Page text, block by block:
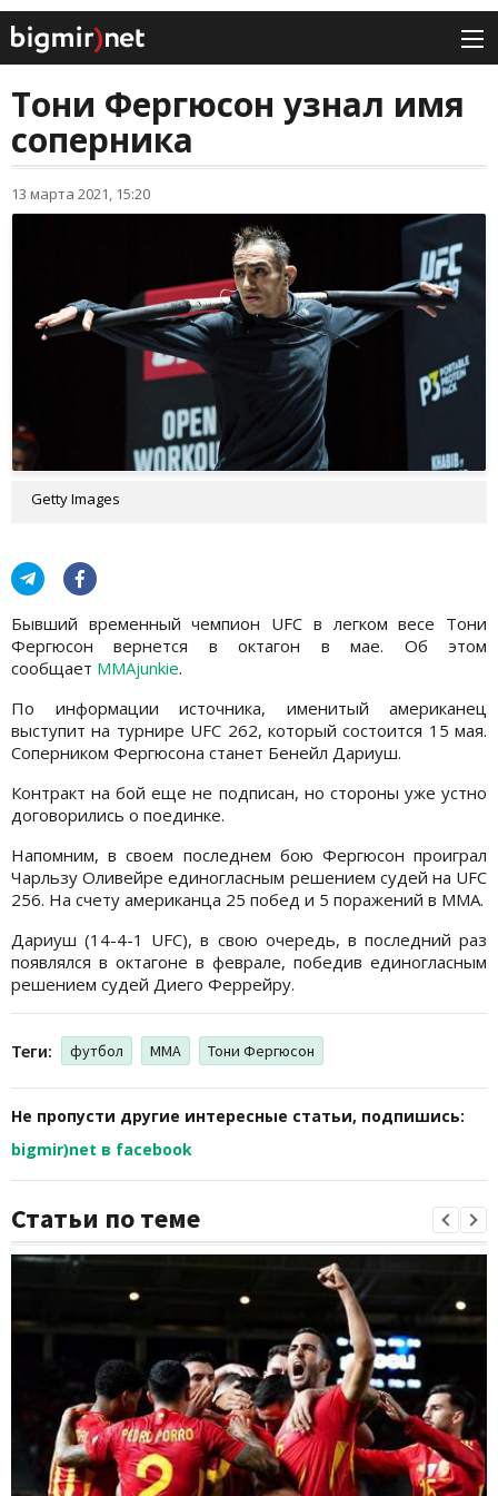
Тони Фергюсон узнал имя
соперника
13 марта 2021, 15:20
Getty Images
Бывший временный чемпион UFC в легком весе Тони
Фергюсон вернется в октагон в мае. Об этом
сообщает MMAjunkie.
По информации источника, именитый американец
выступит на турнире UFC 262, который состоится 15 мая.
Соперником Фергюсона станет Бенейл Дариуш.
Контракт на бой еще не подписан, но стороны уже устно
договорились о поединке.
Напомним, в своем последнем бою Фергюсон проиграл
Чарльзу Оливейре единогласным решением судей на UFC
256. На счету американца 25 побед и 5 поражений в ММА.
Дариуш (14-4-1 UFC), в свою очередь, в последний раз
появлялся в октагоне в феврале, победив единогласным
решением судей Диего Феррейру.
Теги: футбол MMA Тони Фергюсон
Не пропусти другие интересные статьи, подпишись:
bigmir)net в facebook
Статьи по теме